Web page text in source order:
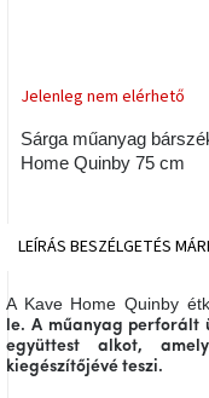
stílus
Tervezés
Valentin-
Belső
tér
tavaszi
Sárga műanyag
Home Quinby 75 cm
Jelenleg nem elérhető
LEÍRÁS BESZÉLGETÉS
A Kave Home Quinby
le. A műanyag perforált
együttest alkot,
kiegészítőjévé teszi.